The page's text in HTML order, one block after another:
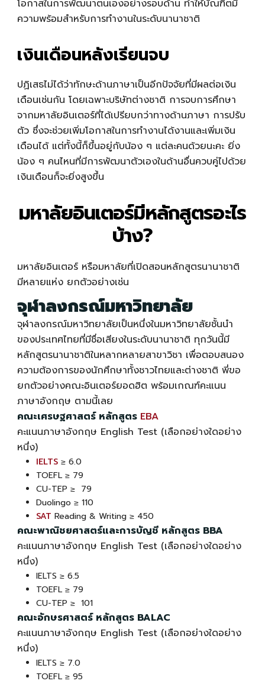
โอกาสในการพัฒนาตนเองอย่างรอบด้าน ทำให้บัณฑิตมี
ความพร้อมสำหรับการทำงานในระดับนานาชาติ
เงินเดือนหลังเรียนจบ
ปฏิเสธไม่ได้ว่าทักษะด้านภาษาเป็นอีกปัจจัยที่มีผลต่อเงิน
เดือนเช่นกัน โดยเฉพาะบริษัทต่างชาติ การจบการศึกษา
จากมหาลัยอินเตอร์ที่ได้เปรียบกว่าทางด้านภาษา การปรับ
ตัว ซึ่งจะช่วยเพิ่มโอกาสในการทำงานได้งานและเพิ่มเงิน
เดือนได้ แต่ทั้งนี้ก็ขึ้นอยู่กับน้อง ๆ แต่ละคนด้วยนะคะ ยิ่ง
น้อง ๆ คนไหนที่มีการพัฒนาตัวเองในด้านอื่นควบคู่ไปด้วย
เงินเดือนก็จะยิ่งสูงขึ้น
มหาลัยอินเตอร์มีหลักสูตรอะไร
บ้าง?
มหาลัยอินเตอร์ หรือมหาลัยที่เปิดสอนหลักสูตรนานาชาติ
มีหลายแห่ง ยกตัวอย่างเช่น
จุฬาลงกรณ์มหาวิทยาลัย
จุฬาลงกรณ์มหาวิทยาลัยเป็นหนึ่งในมหาวิทยาลัยชั้นนำ
ของประเทศไทยที่มีชื่อเสียงในระดับนานาชาติ ทุกวันนี้มี
หลักสูตรนานาชาติในหลากหลายสาขาวิชา เพื่อตอบสนอง
ความต้องการของนักศึกษาทั้งชาวไทยและต่างชาติ พี่ขอ
ยกตัวอย่างคณะอินเตอร์ยอดฮิต พร้อมเกณฑ์คะแนน
ภาษาอังกฤษ ตามนี้เลย
คณะเศรษฐศาสตร์ หลักสูตร EBA
คะแนนภาษาอังกฤษ English Test (เลือกอย่างใดอย่าง
หนึ่ง)
IELTS≥ 6.0
TOEFL ≥ 79
CU-TEP ≥ 79
Duolingo ≥ 110
SAT Reading & Writing ≥ 450
คณะพาณิชยศาสตร์และการบัญชี หลักสูตร BBA
คะแนนภาษาอังกฤษ English Test (เลือกอย่างใดอย่าง
หนึ่ง)
IELTS ≥ 6.5
TOEFL ≥ 79
CU-TEP ≥ 101
คณะอักษรศาสตร์ หลักสูตร BALAC
คะแนนภาษาอังกฤษ English Test (เลือกอย่างใดอย่าง
หนึ่ง)
IELTS ≥ 7.0
TOEFL ≥ 95